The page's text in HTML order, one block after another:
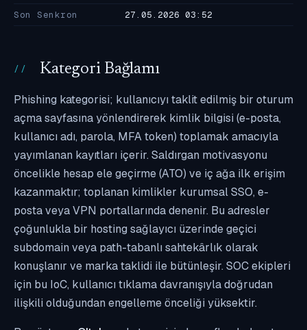
Son Senkron 27.05.2026 03:52
Kategori Bağlamı
Phishing kategorisi; kullanıcıyı taklit edilmiş bir oturum
açma sayfasına yönlendirerek kimlik bilgisi (e-posta,
kullanıcı adı, parola, MFA token) toplamak amacıyla
yayımlanan kayıtları içerir. Saldırgan motivasyonu
öncelikle hesap ele geçirme (ATO) ve iç ağa ilk erişim
kazanmaktır; toplanan kimlikler kurumsal SSO, e-
posta veya VPN portallarında denenir. Bu adresler
çoğunlukla bir hosting sağlayıcı üzerinde geçici
subdomain veya path-tabanlı sahtekârlık olarak
konuşlanır ve marka taklidi ile bütünleşir. SOC ekipleri
için bu IoC, kullanıcı tıklama davranışıyla doğrudan
ilişkili olduğundan engelleme önceliği yüksektir.